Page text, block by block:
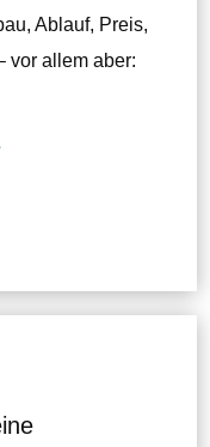
Ablauf, Preis,
vor allem aber: